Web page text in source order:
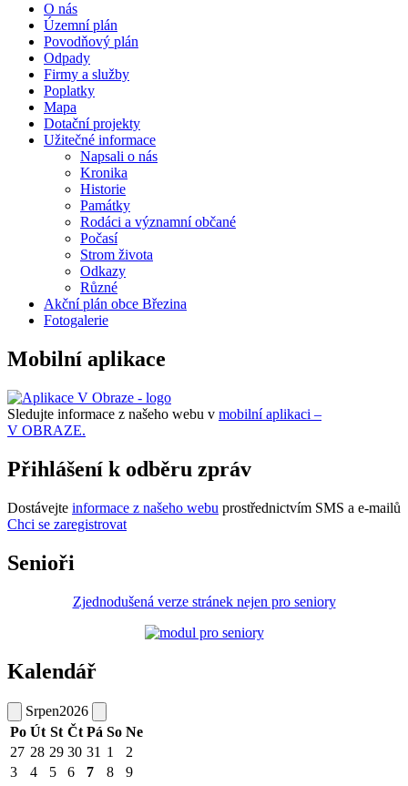
O nás
Územní plán
Povodňový plán
Odpady
Firmy a služby
Poplatky
Mapa
Dotační projekty
Užitečné informace
Napsali o nás
Kronika
Historie
Památky
Rodáci a významní občané
Počasí
Strom života
Odkazy
Různé
Akční plán obce Březina
Fotogalerie
Mobilní aplikace
Sledujte informace z našeho webu v mobilní aplikaci –
V OBRAZE.
Přihlášení k odběru zpráv
Dostávejte informace z našeho webu prostřednictvím SMS a e-mailů
Chci se zaregistrovat
Senioři
Zjednodušená verze stránek nejen pro seniory
Kalendář
Srpen2026
Po Út St Čt Pá So Ne
27 28 29 30 31 1
2
3
4 5 6 7 8
9